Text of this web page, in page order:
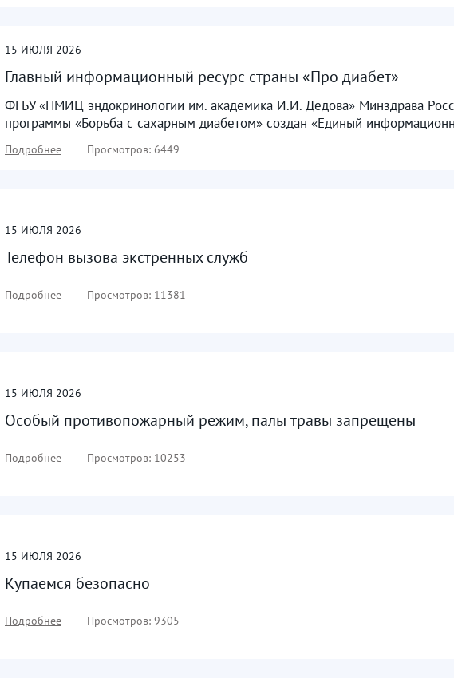
15 ИЮЛЯ 2026
Главный информационный ресурс страны «Про диабет»
ФГБУ «НМИЦ эндокринологии им. академика И.И. Дедова» Минздрава
программы «Борьба с сахарным диабетом» создан «Единый
Подробнее Просмотров: 6449
15 ИЮЛЯ 2026
Телефон вызова экстренных служб
Подробнее Просмотров: 11381
15 ИЮЛЯ 2026
Особый противопожарный режим, палы травы запрещены
Подробнее Просмотров: 10253
15 ИЮЛЯ 2026
Купаемся безопасно
Подробнее Просмотров: 9305